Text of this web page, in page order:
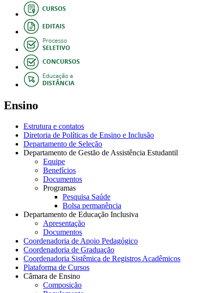
Ensino
Estrutura e contatos
Diretoria de Políticas de Ensino e Inclusão
Departamento de Seleção
Departamento de Gestão de Assistência Estudantil
Equipe
Benefícios
Documentos
Programas
Pesquisa Saúde
Bolsa permanência
Departamento de Educação Inclusiva
Apresentação
Documentos
Coordenadoria de Apoio Pedagógico
Coordenadoria de Graduação
Coordenadoria Sistêmica de Registros Acadêmicos
Plataforma de Cursos
Câmara de Ensino
Composição